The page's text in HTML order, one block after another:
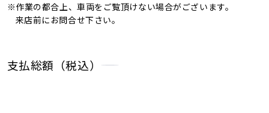
※作業の都合上、車両をご覧頂けない場合がございます。
来店前にお問合せ下さい。
支払総額（税込）